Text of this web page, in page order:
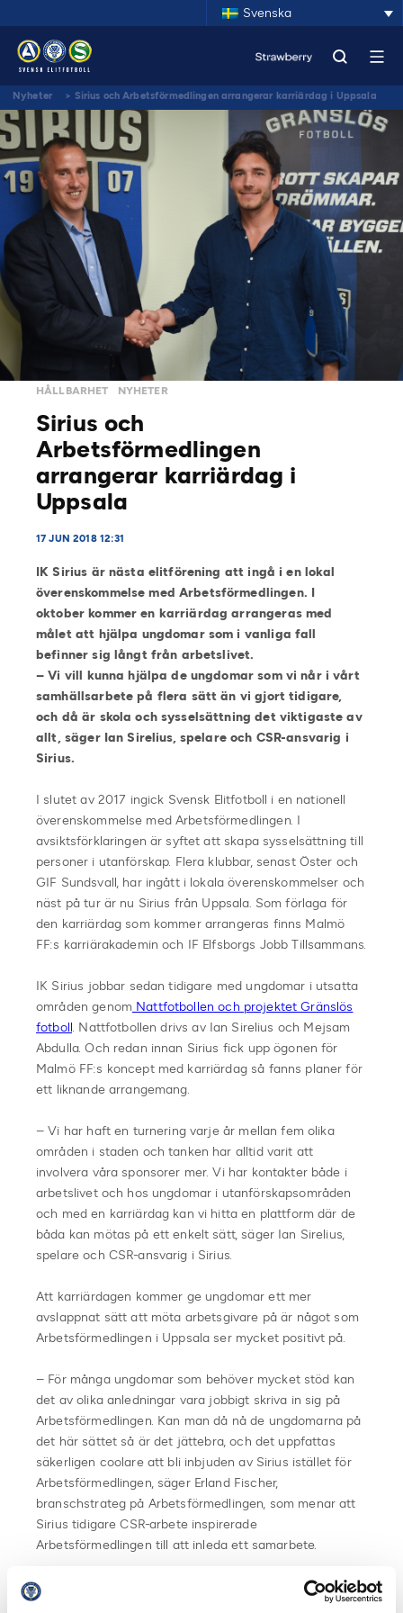
Svenska
Nyheter > Sirius och Arbetsförmedlingen arrangerar karriärdag i Uppsala
HÅLLBARHET NYHETER
Sirius och
Arbetsförmedlingen
arrangerar karriärdag i
Uppsala
17 JUN 2018 12:31
IK Sirius är nästa elitförening att ingå i en lokal
överenskommelse med Arbetsförmedlingen. I
oktober kommer en karriärdag arrangeras med
målet att hjälpa ungdomar som i vanliga fall
befinner sig långt från arbetslivet.
– Vi vill kunna hjälpa de ungdomar som vi når i vårt
samhällsarbete på flera sätt än vi gjort tidigare,
och då är skola och sysselsättning det viktigaste av
allt, säger Ian Sirelius, spelare och CSR-ansvarig i
Sirius.
I slutet av 2017 ingick Svensk Elitfotboll i en nationell
överenskommelse med Arbetsförmedlingen. I
avsiktsförklaringen är syftet att skapa sysselsättning till
personer i utanförskap. Flera klubbar, senast Öster och
GIF Sundsvall, har ingått i lokala överenskommelser och
näst på tur är nu Sirius från Uppsala. Som förlaga för
den karriärdag som kommer arrangeras finns Malmö
FF:s karriärakademin och IF Elfsborgs Jobb Tillsammans.
IK Sirius jobbar sedan tidigare med ungdomar i utsatta
områden genom Nattfotbollen och projektet Gränslös
fotboll. Nattfotbollen drivs av Ian Sirelius och Mejsam
Abdulla. Och redan innan Sirius fick upp ögonen för
Malmö FF:s koncept med karriärdag så fanns planer för
ett liknande arrangemang.
– Vi har haft en turnering varje år mellan fem olika
områden i staden och tanken har alltid varit att
involvera våra sponsorer mer. Vi har kontakter både i
arbetslivet och hos ungdomar i utanförskapsområden
och med en karriärdag kan vi hitta en plattform där de
båda kan mötas på ett enkelt sätt, säger Ian Sirelius,
spelare och CSR-ansvarig i Sirius.
Att karriärdagen kommer ge ungdomar ett mer
avslappnat sätt att möta arbetsgivare på är något som
Arbetsförmedlingen i Uppsala ser mycket positivt på.
– För många ungdomar som behöver mycket stöd kan
det av olika anledningar vara jobbigt skriva in sig på
Arbetsförmedlingen. Kan man då nå de ungdomarna på
det här sättet så är det jättebra, och det uppfattas
säkerligen coolare att bli inbjuden av Sirius istället för
Arbetsförmedlingen, säger Erland Fischer,
branschstrateg på Arbetsförmedlingen, som menar att
Sirius tidigare CSR-arbete inspirerade
Arbetsförmedlingen till att inleda ett samarbete.
– Den här karriärdagen är någonting som Sirius jobbat
fram och när vi fick förfrågan om att stötta så kändes